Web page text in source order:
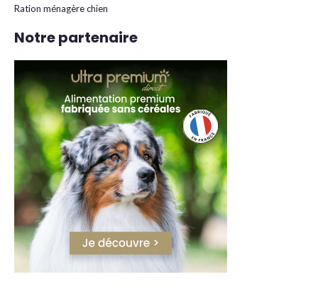
Ration ménagère chien
Notre partenaire